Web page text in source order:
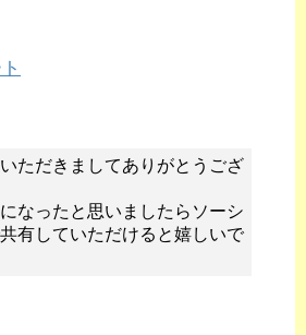
ただきましてありがとうござ
なったと思いましたらソーシ
有していただけると嬉しいで